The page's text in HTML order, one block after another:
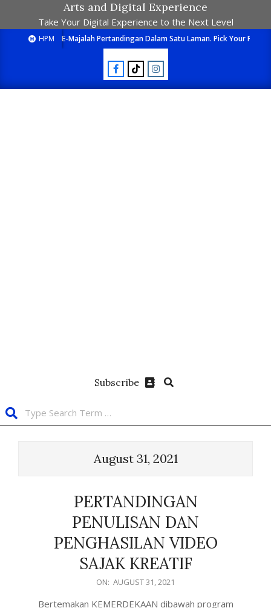
Arts and Digital Experience
Take Your Digital Experience to the Next Level
HPM E-Majalah Pertandingan Dalam Satu Laman. Pick Your
Subscribe
August 31, 2021
PERTANDINGAN
PENULISAN DAN
PENGHASILAN VIDEO
SAJAK KREATIF
ON: AUGUST 31, 2021
Bertemakan KEMERDEKAAN dibawah program